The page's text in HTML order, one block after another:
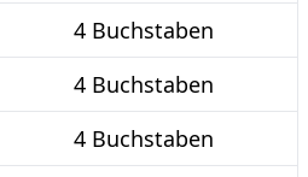
4 Buchstaben
4 Buchstaben
4 Buchstaben